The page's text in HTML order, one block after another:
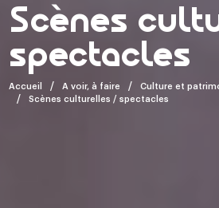
Scènes
spectacles
Accueil A voir, à faire
Culture et
Scènes culturelles / spectacles